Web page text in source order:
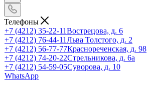
Телефоны
+7 (4212) 35-22-11Вострецова, д. 6
+7 (4212) 76-44-11Льва Толстого, д. 2
+7 (4212) 56-77-77Краснореченская, д. 98
+7 (4212) 74-20-22Стрельникова, д. 6а
+7 (4212) 54-59-05Суворова, д. 10
WhatsApp